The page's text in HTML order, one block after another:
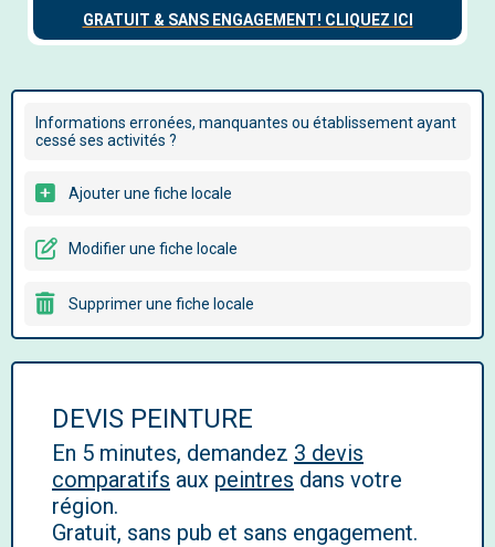
Informations erronées, manquantes ou établissement ayant
cessé ses activités ?
Ajouter une fiche locale
Modifier une fiche locale
Supprimer une fiche locale
DEVIS PEINTURE
En 5 minutes, demandez 3 devis
comparatifs aux peintres dans votre
région.
Gratuit, sans pub et sans engagement.